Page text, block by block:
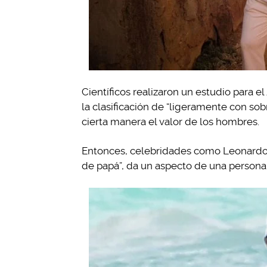
Científicos realizaron un estudio para el
la clasificación de “ligeramente con
cierta manera el valor de los hombres.
Entonces, celebridades como
de papá”, da un aspecto de una